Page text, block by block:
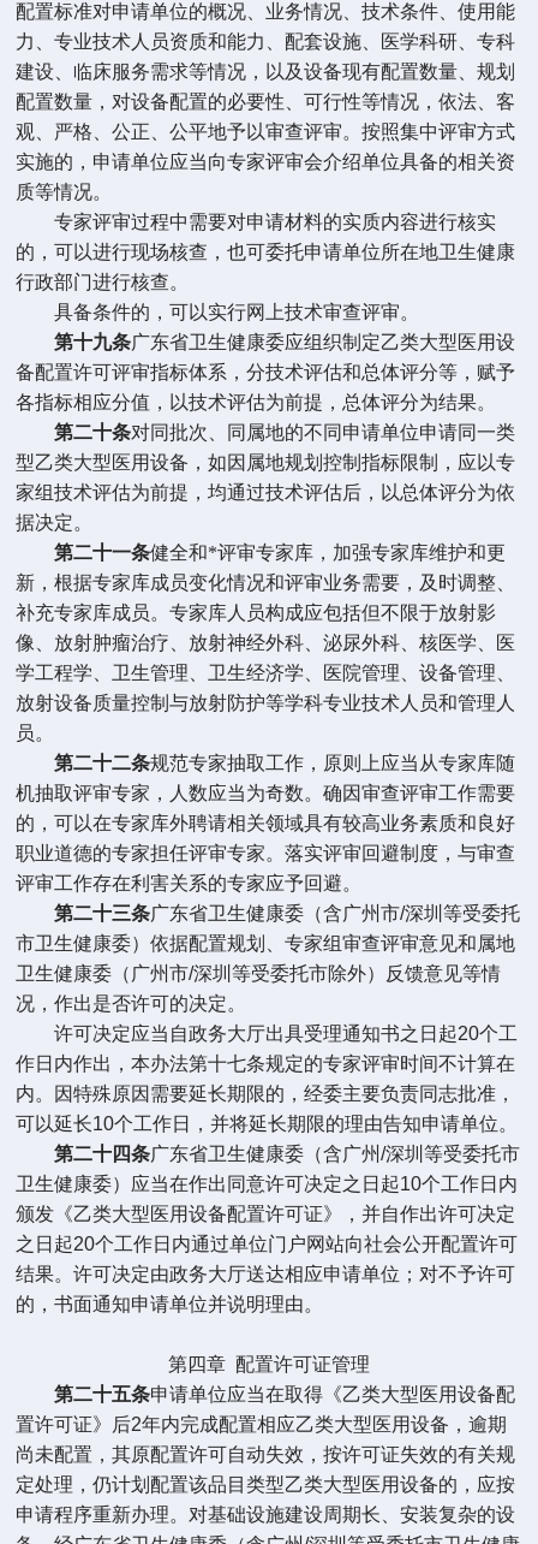
配置标准对申请单位的概况、业务情况、技术条件、使用能
力、专业技术人员资质和能力、配套设施、医学科研、专科
建设、临床服务需求等情况，以及设备现有配置数量、规划
配置数量，对设备配置的必要性、可行性等情况，依法、客
观、严格、公正、公平地予以审查评审。按照集中评审方式
实施的，申请单位应当向专家评审会介绍单位具备的相关资
质等情况。
专家评审过程中需要对申请材料的实质内容进行核实
的，可以进行现场核查，也可委托申请单位所在地卫生健康
行政部门进行核查。
具备条件的，可以实行网上技术审查评审。
第十九条广东省卫生健康委应组织制定乙类大型医用设
备配置许可评审指标体系，分技术评估和总体评分等，赋予
各指标相应分值，以技术评估为前提，总体评分为结果。
第二十条对同批次、同属地的不同申请单位申请同一类
型乙类大型医用设备，如因属地规划控制指标限制，应以专
家组技术评估为前提，均通过技术评估后，以总体评分为依
据决定。
第二十一条健全和*评审专家库，加强专家库维护和更
新，根据专家库成员变化情况和评审业务需要，及时调整、
补充专家库成员。专家库人员构成应包括但不限于放射影
像、放射肿瘤治疗、放射神经外科、泌尿外科、核医学、医
学工程学、卫生管理、卫生经济学、医院管理、设备管理、
放射设备质量控制与放射防护等学科专业技术人员和管理人
员。
第二十二条规范专家抽取工作，原则上应当从专家库随
机抽取评审专家，人数应当为奇数。确因审查评审工作需要
的，可以在专家库外聘请相关领域具有较高业务素质和良好
职业道德的专家担任评审专家。落实评审回避制度，与审查
评审工作存在利害关系的专家应予回避。
第二十三条广东省卫生健康委（含广州市/深圳等受委托
市卫生健康委）依据配置规划、专家组审查评审意见和属地
卫生健康委（广州市/深圳等受委托市除外）反馈意见等情
况，作出是否许可的决定。
许可决定应当自政务大厅出具受理通知书之日起20个工
作日内作出，本办法第十七条规定的专家评审时间不计算在
内。因特殊原因需要延长期限的，经委主要负责同志批准，
可以延长10个工作日，并将延长期限的理由告知申请单位。
第二十四条广东省卫生健康委（含广州/深圳等受委托市
卫生健康委）应当在作出同意许可决定之日起10个工作日内
颁发《乙类大型医用设备配置许可证》，并自作出许可决定
之日起20个工作日内通过单位门户网站向社会公开配置许可
结果。许可决定由政务大厅送达相应申请单位；对不予许可
的，书面通知申请单位并说明理由。
第四章 配置许可证管理
第二十五条申请单位应当在取得《乙类大型医用设备配
置许可证》后2年内完成配置相应乙类大型医用设备，逾期
尚未配置，其原配置许可自动失效，按许可证失效的有关规
定处理，仍计划配置该品目类型乙类大型医用设备的，应按
申请程序重新办理。对基础设施建设周期长、安装复杂的设